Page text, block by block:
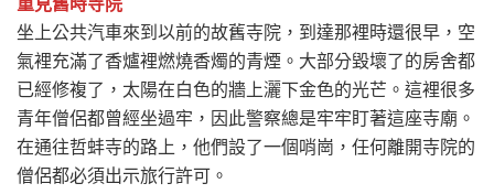
坐上公共汽車來到以前的故舊寺院，到達那裡時還很早，空
氣裡充滿了香爐裡燃燒香燭的青煙。大部分毀壞了的房舍都
已經修複了，太陽在白色的牆上灑下金色的光芒。這裡很多
青年僧侶都曾經坐過牢，因此警察總是牢牢盯著這座寺廟。
在通往哲蚌寺的路上，他們設了一個哨崗，任何離開寺院的
僧侶都必須出示旅行許可。